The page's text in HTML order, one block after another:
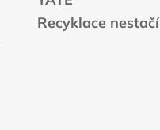
Recyklace nestačí